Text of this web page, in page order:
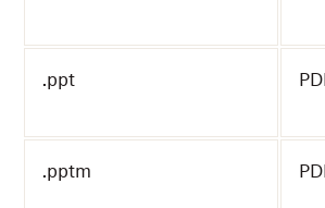
.ppt
.pptm